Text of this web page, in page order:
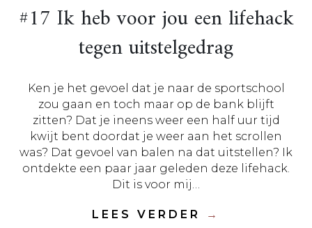
#17 Ik heb voor jou een lifehack
tegen uitstelgedrag
Ken je het gevoel dat je naar de sportschool
zou gaan en toch maar op de bank blijft
zitten? Dat je ineens weer een half uur tijd
kwijt bent doordat je weer aan het scrollen
was? Dat gevoel van balen na dat uitstellen? Ik
ontdekte een paar jaar geleden deze lifehack.
Dit is voor mij…
LEES VERDER →